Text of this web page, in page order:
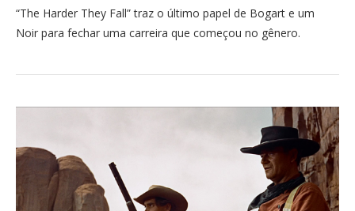
“The Harder They Fall” traz o último papel de Bogart e um
Noir para fechar uma carreira que começou no gênero.